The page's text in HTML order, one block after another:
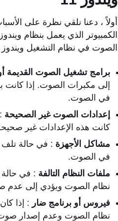
أولاً ، دعنا نلقي نظرة على
الصوت في نظام التشغيل ويندوز 11. تتضمن بعض الأسباب الشائعة ما
برامج تشغيل الصوت القديمة
إلى مكبرات الصوت. إذا
في الصوت.
إعدادات الصوت غير الصحيحة
كانت هذه الإعدادات غير
مشاكل الأجهزة : في حالة
في الصوت.
ملفات النظام التالفة : في حالة
نظام الصوت ويؤدي إلى
فيروس أو برنامج ضار : إذا
نظام الصوت وعدم إصدار